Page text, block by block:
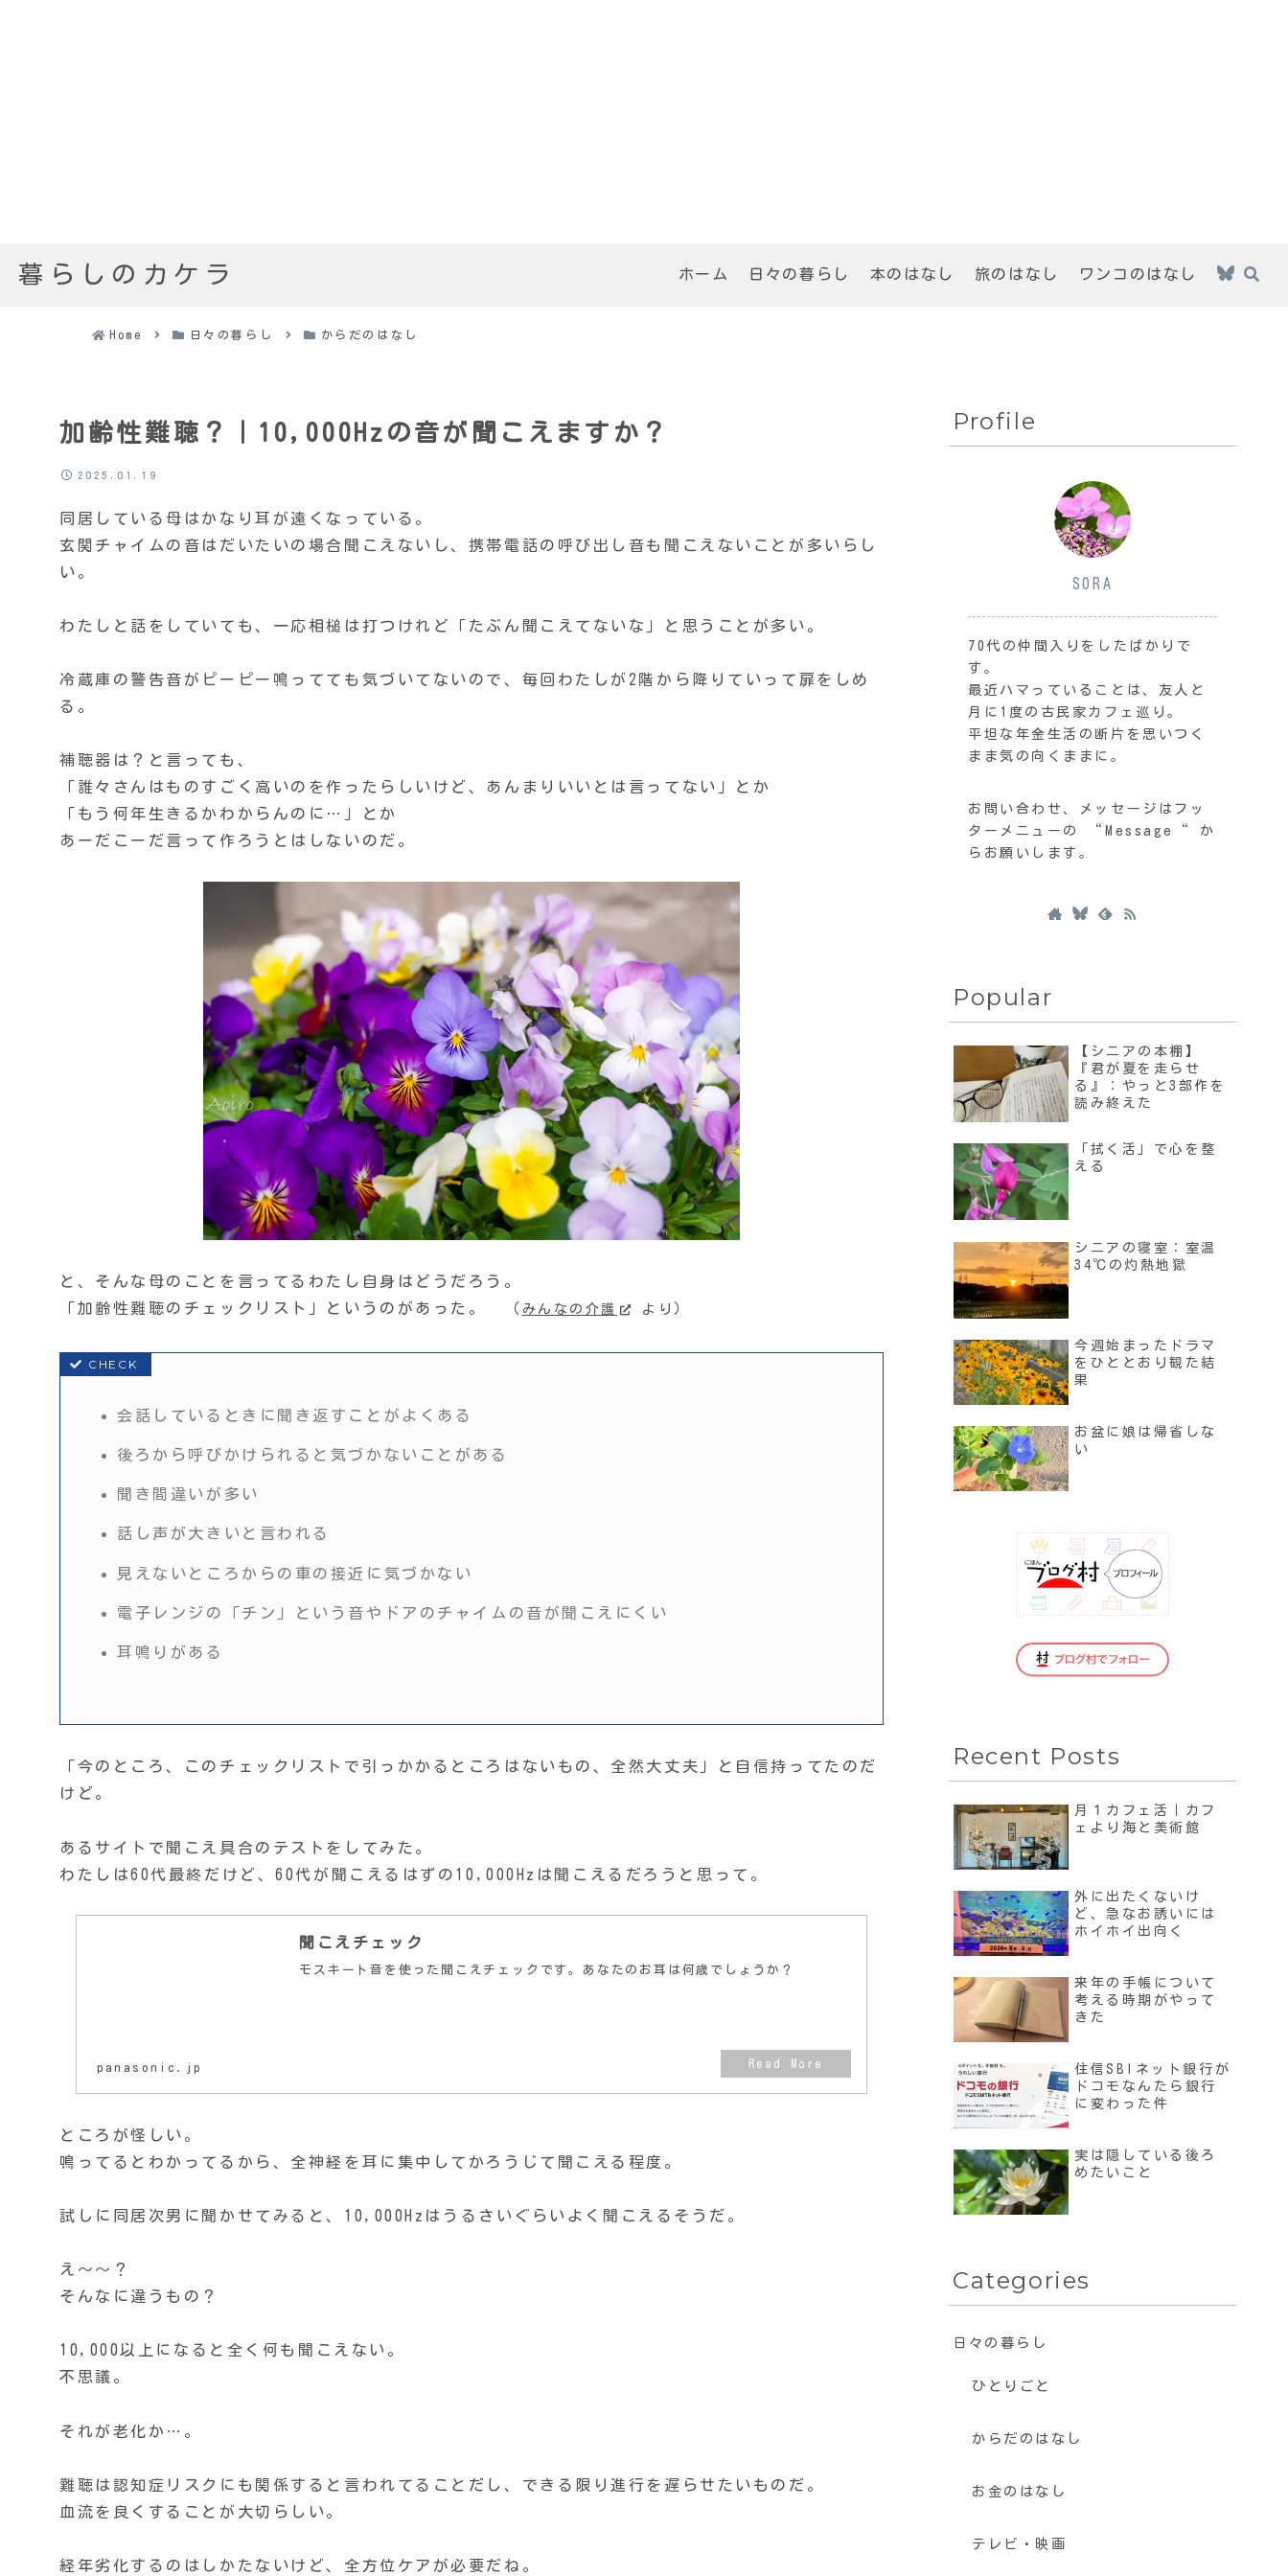
暮らしのカケラ ホーム 日々の暮らし 本のはなし 旅のはなし ワンコのはなし
Home 日々の暮らし からだのはなし
加齢性難聴？｜10,000Hzの音が聞こえますか？
2025.01.19
同居している母はかなり耳が遠くなっている。
玄関チャイムの音はだいたいの場合聞こえないし、携帯電話の呼び出し音も聞こえないことが多いらし
い。
わたしと話をしていても、一応相槌は打つけれど「たぶん聞こえてないな」と思うことが多い。
冷蔵庫の警告音がピーピー鳴ってても気づいてないので、毎回わたしが2階から降りていって扉をしめ
る。
補聴器は？と言っても、
「誰々さんはものすごく高いのを作ったらしいけど、あんまりいいとは言ってない」とか
「もう何年生きるかわからんのに…」とか
あーだこーだ言って作ろうとはしないのだ。
と、そんな母のことを言ってるわたし自身はどうだろう。
「加齢性難聴のチェックリスト」というのがあった。 （ みんなの介護 より ）
会話しているときに聞き返すことがよくある
後ろから呼びかけられると気づかないことがある
聞き間違いが多い
話し声が大きいと言われる
見えないところからの車の接近に気づかない
電子レンジの「チン」という音やドアのチャイムの音が聞こえにくい
耳鳴りがある
「今のところ、このチェックリストで引っかかるところはないもの、全然大丈夫」と自信持ってたのだ
けど。
あるサイトで聞こえ具合のテストをしてみた。
わたしは60代最終だけど、60代が聞こえるはずの10,000Hzは聞こえるだろうと思って。
聞こえチェック
モスキート音を使った聞こえチェックです。あなたのお耳は何歳でしょうか？
panasonic.jp
ところが怪しい。
鳴ってるとわかってるから、全神経を耳に集中してかろうじて聞こえる程度。
試しに同居次男に聞かせてみると、10,000Hzはうるさいぐらいよく聞こえるそうだ。
え〜〜？
そんなに違うもの？
10,000以上になると全く何も聞こえない。
不思議。
それが老化か…。
難聴は認知症リスクにも関係すると言われてることだし、できる限り進行を遅らせたいものだ。
血流を良くすることが大切らしい。
経年劣化するのはしかたないけど、全方位ケアが必要だね。
Profile
SORA
70代の仲間入りをしたばかりで
す。
最近ハマっていることは、友人と
月に1度の古民家カフェ巡り。
平坦な年金生活の断片を思いつく
まま気の向くままに。
お問い合わせ、メッセージはフッ
ターメニューの “Message“ か
らお願いします。
Popular
【シニアの本棚】
『君が夏を走らせ
る』：やっと3部作を
読み終えた
「拭く活」で心を整
える
シニアの寝室：室温
34℃の灼熱地獄
今週始まったドラマ
をひととおり観た結
果
お盆に娘は帰省しな
い
Recent Posts
月１カフェ活｜カフ
ェより海と美術館
外に出たくないけ
ど、急なお誘いには
ホイホイ出向く
来年の手帳について
考える時期がやって
きた
住信SBIネット銀行が
ドコモなんたら銀行
に変わった件
実は隠している後ろ
めたいこと
Categories
日々の暮らし
ひとりごと
からだのはなし
お金のはなし
テレビ・映画